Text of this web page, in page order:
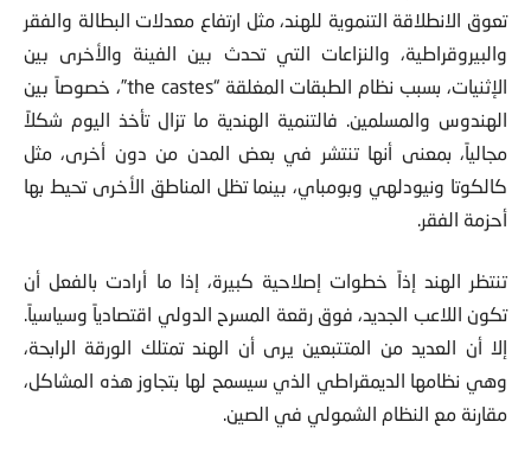
تعوق الانطلاقة التنموية للهند، مثل ارتفاع معدلات البطالة والفقر
والبيروقراطية، والنزاعات التي تحدث بين الفينة والأخرى بين
الإثنيات، بسبب نظام الطبقات المغلقة “the castes”، خصوصاً بين
الهندوس والمسلمين. فالتنمية الهندية ما تزال تأخذ اليوم شكلاً
مجالياً، بمعنى أنها تنتشر في بعض المدن من دون أخرى، مثل
كالكوتا ونيودلهي وبومباي، بينما تظل المناطق الأخرى تحيط بها
أحزمة الفقر.
تنتظر الهند إذاً خطوات إصلاحية كبيرة، إذا ما أرادت بالفعل أن
تكون اللاعب الجديد، فوق رقعة المسرح الدولي اقتصادياً وسياسياً.
إلا أن العديد من المتتبعين يرى أن الهند تمتلك الورقة الرابحة،
وهي نظامها الديمقراطي الذي سيسمح لها بتجاوز هذه المشاكل،
مقارنة مع النظام الشمولي في الصين.